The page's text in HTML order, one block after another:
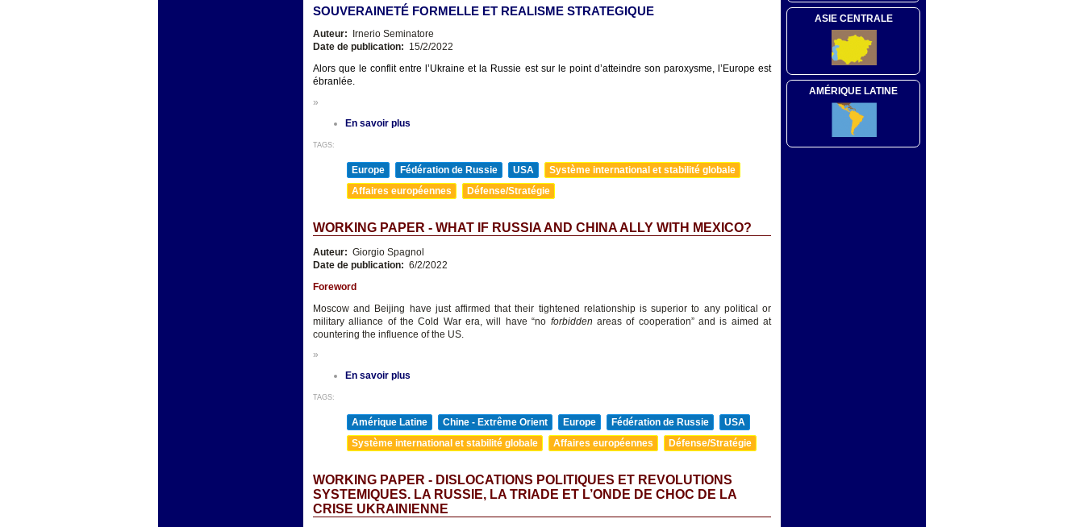
SOUVERAINETÉ FORMELLE ET REALISME STRATEGIQUE
Auteur:
Irnerio Seminatore
Date de publication: 15/2/2022
Alors que le conflit entre l’Ukraine et la Russie est sur le point d’atteindre son paroxysme, l’Europe est
ébranlée.
»
En savoir plus
TAGS:
Europe Fédération de Russie USA
Système international et stabilité globale
Affaires européennes
Défense/Stratégie
WORKING PAPER - WHAT IF RUSSIA AND CHINA ALLY WITH MEXICO?
Auteur: Giorgio Spagnol
Date de publication: 6/2/2022
Foreword
Moscow and Beijing have just affirmed that their tightened relationship is superior to any political or
military alliance of the Cold War era, will have “no forbidden areas of cooperation” and is aimed at
countering the influence of the US.
»
En savoir plus
TAGS:
Amérique Latine Chine - Extrême Orient Europe Fédération de Russie
USA
Système international et stabilité globale
Affaires européennes Défense/Stratégie
WORKING PAPER - DISLOCATIONS POLITIQUES ET REVOLUTIONS
SYSTEMIQUES. LA RUSSIE, LA TRIADE ET L’ONDE DE CHOC DE LA
CRISE UKRAINIENNE
ASIE CENTRALE
AMÉRIQUE LATINE